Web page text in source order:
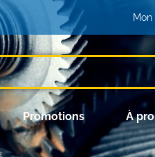
Promotions À